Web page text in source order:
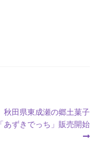
次
の
秋田県東成瀬の郷土菓子
「あずきでっち」販売開始